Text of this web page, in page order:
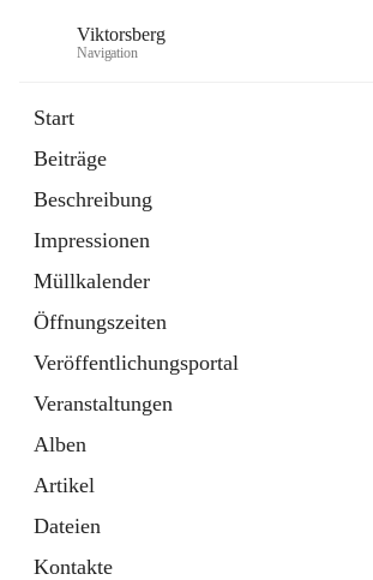
Viktorsberg
Navigation
Start
Beiträge
Beschreibung
Impressionen
Müllkalender
Öffnungszeiten
Veröffentlichungsportal
Veranstaltungen
Alben
Artikel
Dateien
Kontakte
1 Schnellzugriff
Bürgerservice
10 Schnellzugriffe